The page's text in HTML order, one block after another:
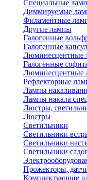
Специальные
Диммируемые
Филаментные
Другие лампы
Галогенные
Галогенные
Люминесцентные
Галогенные
Люминесцентные
Рефлекторные
Лампы
Лампы накала
Люстры,
Люстры
Светильники
Светильники
Светильники
Светильники
Прожекторы,
Комплектующие